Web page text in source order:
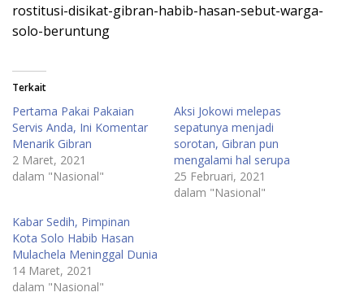
rostitusi-disikat-gibran-habib-hasan-sebut-warga-
solo-beruntung
Terkait
Pertama Pakai Pakaian
Servis Anda, Ini Komentar
Menarik Gibran
2 Maret, 2021
dalam "Nasional"
Aksi Jokowi melepas
sepatunya menjadi
sorotan, Gibran pun
mengalami hal serupa
25 Februari, 2021
dalam "Nasional"
Kabar Sedih, Pimpinan
Kota Solo Habib Hasan
Mulachela Meninggal Dunia
14 Maret, 2021
dalam "Nasional"